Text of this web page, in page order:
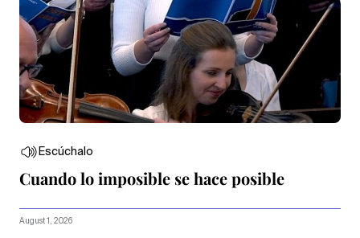
Escúchalo
Cuando lo imposible se hace posible
August 1, 2026